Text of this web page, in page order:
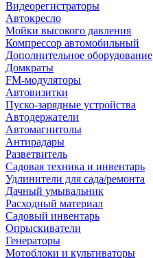
Видеорегистраторы
Автокресло
Мойки высокого давления
Компрессор автомобильный
Дополнительное оборудование
Домкраты
FM-модуляторы
Автовизитки
Пуско-зарядные устройства
Автодержатели
Автомагнитолы
Антирадары
Разветвитель
Садовая техника и инвентарь
Удлинители для сада/ремонта
Дачный умывальник
Расходный материал
Садовый инвентарь
Опрыскиватели
Генераторы
Мотоблоки и культиваторы